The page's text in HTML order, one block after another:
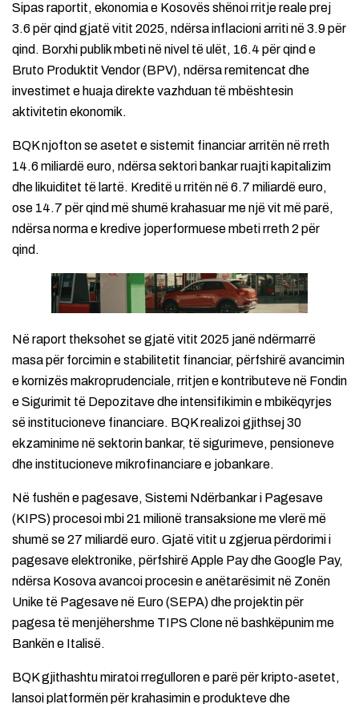
Sipas raportit, ekonomia e Kosovës shënoi rritje reale prej
3.6 për qind gjatë vitit 2025, ndërsa inflacioni arriti në 3.9 për
qind. Borxhi publik mbeti në nivel të ulët, 16.4 për qind e
Bruto Produktit Vendor (BPV), ndërsa remitencat dhe
investimet e huaja direkte vazhduan të mbështesin
aktivitetin ekonomik.
BQK njofton se asetet e sistemit financiar arritën në rreth
14.6 miliardë euro, ndërsa sektori bankar ruajti kapitalizim
dhe likuiditet të lartë. Kreditë u rritën në 6.7 miliardë euro,
ose 14.7 për qind më shumë krahasuar me një vit më parë,
ndërsa norma e kredive joperformuese mbeti rreth 2 për
qind.
Në raport theksohet se gjatë vitit 2025 janë ndërmarrë
masa për forcimin e stabilitetit financiar, përfshirë avancimin
e kornizës makroprudenciale, rritjen e kontributeve në Fondin
e Sigurimit të Depozitave dhe intensifikimin e mbikëqyrjes
së institucioneve financiare. BQK realizoi gjithsej 30
ekzaminime në sektorin bankar, të sigurimeve, pensioneve
dhe institucioneve mikrofinanciare e jobankare.
Në fushën e pagesave, Sistemi Ndërbankar i Pagesave
(KIPS) procesoi mbi 21 milionë transaksione me vlerë më
shumë se 27 miliardë euro. Gjatë vitit u zgjerua përdorimi i
pagesave elektronike, përfshirë Apple Pay dhe Google Pay,
ndërsa Kosova avancoi procesin e anëtarësimit në Zonën
Unike të Pagesave në Euro (SEPA) dhe projektin për
pagesa të menjëhershme TIPS Clone në bashkëpunim me
Bankën e Italisë.
BQK gjithashtu miratoi rregulloren e parë për kripto-asetet,
lansoi platformën për krahasimin e produkteve dhe